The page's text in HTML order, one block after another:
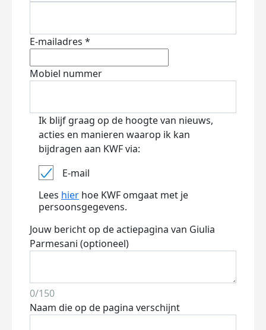
E-mailadres *
Mobiel nummer
Ik blijf graag op de hoogte van nieuws,
acties en manieren waarop ik kan
bijdragen aan KWF via:
E-mail
Lees hier hoe KWF omgaat met je
persoonsgegevens.
Jouw bericht op de actiepagina van Giulia
Parmesani (optioneel)
0/150
Naam die op de pagina verschijnt